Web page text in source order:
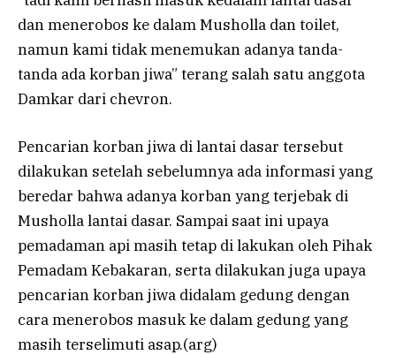
dan menerobos ke dalam Musholla dan toilet,
namun kami tidak menemukan adanya tanda-
tanda ada korban jiwa” terang salah satu anggota
Damkar dari chevron.
Pencarian korban jiwa di lantai dasar tersebut
dilakukan setelah sebelumnya ada informasi yang
beredar bahwa adanya korban yang terjebak di
Musholla lantai dasar. Sampai saat ini upaya
pemadaman api masih tetap di lakukan oleh Pihak
Pemadam Kebakaran, serta dilakukan juga upaya
pencarian korban jiwa didalam gedung dengan
cara menerobos masuk ke dalam gedung yang
masih terselimuti asap.(arg)